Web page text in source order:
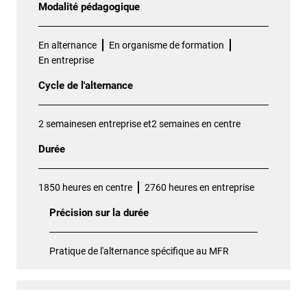
Modalité pédagogique
En alternance
En organisme de formation
En entreprise
Cycle de l'alternance
2 semainesen entreprise et2 semaines en centre
Durée
1850 heures en centre 2760 heures en entreprise
Précision sur la durée
Pratique de l'alternance spécifique au MFR